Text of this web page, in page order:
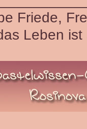
Friede,
Leben